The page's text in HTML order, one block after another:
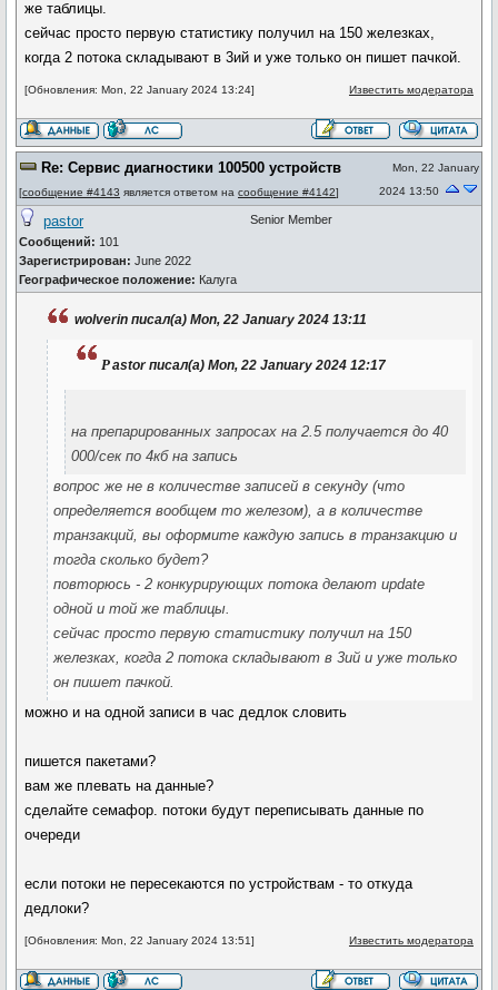
же таблицы.
сейчас просто первую статистику получил на 150 железках,
когда 2 потока складывают в 3ий и уже только он пишет пачкой.
[Обновления: Mon, 22 January 2024 13:24] Известить модератора
Re: Сервис диагностики 100500 устройств
[сообщение #4143 является ответом на сообщение #4142]
Mon, 22 January
2024 13:50
pastor
Сообщений: 101
Зарегистрирован: June 2022
Географическое положение: Калуга
Senior Member
wolverin писал(а) Mon, 22 January 2024 13:11
pastor писал(а) Mon, 22 January 2024 12:17
на препарированных запросах на 2.5 получается до 40
000/сек по 4кб на запись
вопрос же не в количестве записей в секунду (что
определяется вообщем то железом), а в количестве
транзакций, вы оформите каждую запись в транзакцию и
тогда сколько будет?
повторюсь - 2 конкурирующих потока делают update
одной и той же таблицы.
сейчас просто первую статистику получил на 150
железках, когда 2 потока складывают в 3ий и уже только
он пишет пачкой.
можно и на одной записи в час дедлок словить
пишется пакетами?
вам же плевать на данные?
сделайте семафор. потоки будут переписывать данные по
очереди
если потоки не пересекаются по устройствам - то откуда
дедлоки?
[Обновления: Mon, 22 January 2024 13:51] Известить модератора